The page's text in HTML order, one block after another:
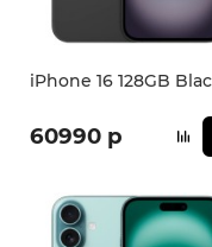
iPhone 16 128GB
60990 р